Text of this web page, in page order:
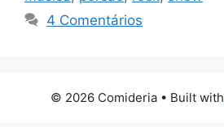
4 Comentários
© 2026 Comideria • Built with